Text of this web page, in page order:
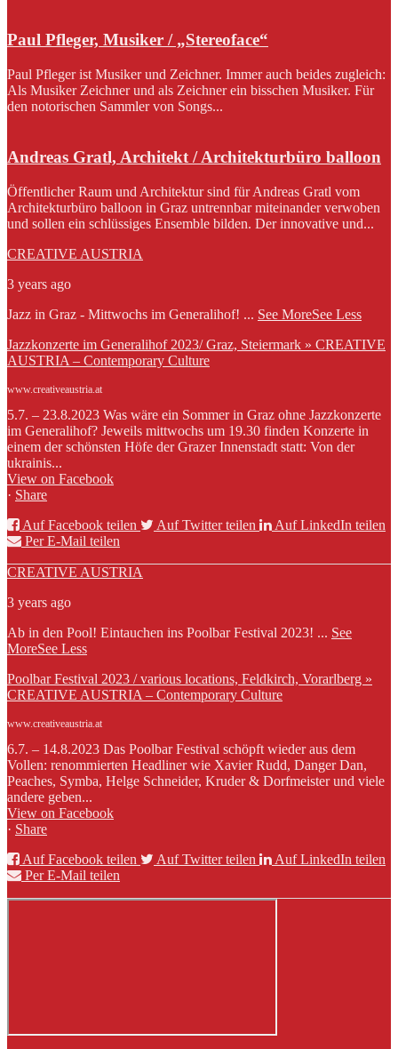
Paul Pfleger, Musiker / „Stereoface“
Paul Pfleger ist Musiker und Zeichner. Immer auch beides zugleich:
Als Musiker Zeichner und als Zeichner ein bisschen Musiker. Für
den notorischen Sammler von Songs...
Andreas Gratl, Architekt / Architekturbüro balloon
Öffentlicher Raum und Architektur sind für Andreas Gratl vom
Architekturbüro balloon in Graz untrennbar miteinander verwoben
und sollen ein schlüssiges Ensemble bilden. Der innovative und...
CREATIVE AUSTRIA
3 years ago
Jazz in Graz - Mittwochs im Generalihof! ... See MoreSee Less
Jazzkonzerte im Generalihof 2023/ Graz, Steiermark » CREATIVE
AUSTRIA – Contemporary Culture
www.creativeaustria.at
5.7. – 23.8.2023 Was wäre ein Sommer in Graz ohne Jazzkonzerte
im Generalihof? Jeweils mittwochs um 19.30 finden Konzerte in
einem der schönsten Höfe der Grazer Innenstadt statt: Von der
ukrainis...
View on Facebook
· Share
Auf Facebook teilen
Auf Twitter teilen
Auf LinkedIn teilen
Per E-Mail teilen
CREATIVE AUSTRIA
3 years ago
Ab in den Pool! Eintauchen ins Poolbar Festival 2023! ... See
MoreSee Less
Poolbar Festival 2023 / various locations, Feldkirch, Vorarlberg »
CREATIVE AUSTRIA – Contemporary Culture
www.creativeaustria.at
6.7. – 14.8.2023 Das Poolbar Festival schöpft wieder aus dem
Vollen: renommierten Headliner wie Xavier Rudd, Danger Dan,
Peaches, Symba, Helge Schneider, Kruder & Dorfmeister und viele
andere geben...
View on Facebook
· Share
Auf Facebook teilen
Auf Twitter teilen
Auf LinkedIn teilen
Per E-Mail teilen